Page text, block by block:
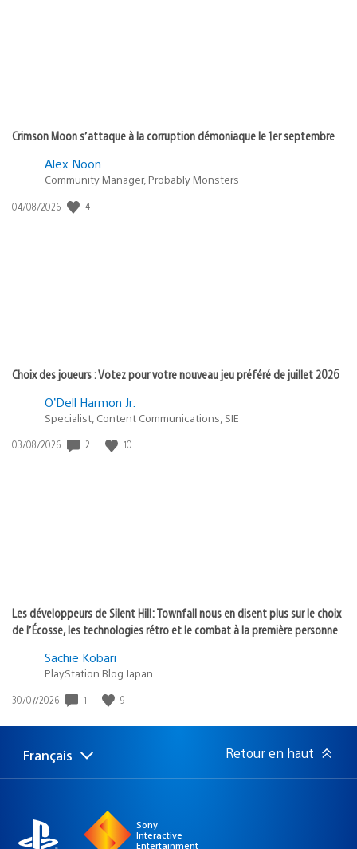
Crimson Moon s’attaque à la corruption démoniaque le 1er septembre
Alex Noon
Community Manager, Probably Monsters
Date
04/08/2026 4
Choix des joueurs : Votez pour votre nouveau jeu préféré de juillet 2026
O’Dell Harmon Jr.
Specialist, Content Communications, SIE
Date
03/08/2026 2 10
Les développeurs de Silent Hill: Townfall nous en disent plus sur le choix
de l’Écosse, les technologies rétro et le combat à la première personne
Sachie Kobari
PlayStation.Blog Japan
Date
publication
30/07/2026 1 9
Choisir
une
Région
actuelle
Français Retour en haut
Sony
Interactive
Entertainment